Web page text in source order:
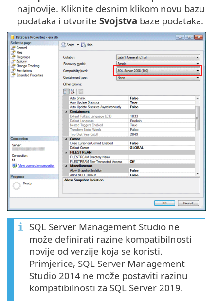
najnovije. Kliknite desnim klikom novu bazu
podataka i otvorite Svojstva baze podataka.
SQL Server Management Studio ne
može definirati razine kompatibilnosti
novije od verzije koja se koristi.
Primjerice, SQL Server Management
Studio 2014 ne može postaviti razinu
kompatibilnosti za SQL Server 2019.